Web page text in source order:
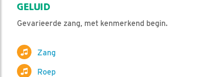
GELUID
Gevarieerde zang, met kenmerkend begin.
Zang
Roep